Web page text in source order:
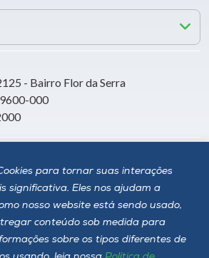
para tornar suas interações
significativa. Eles nos ajudam a
nosso website está sendo usado,
conteúdo sob medida para
sobre os tipos diferentes de
- Bairro Flor da Serra
000